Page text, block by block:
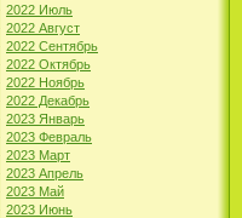
2022 Июль
2022 Август
2022 Сентябрь
2022 Октябрь
2022 Ноябрь
2022 Декабрь
2023 Январь
2023 Февраль
2023 Март
2023 Апрель
2023 Май
2023 Июнь